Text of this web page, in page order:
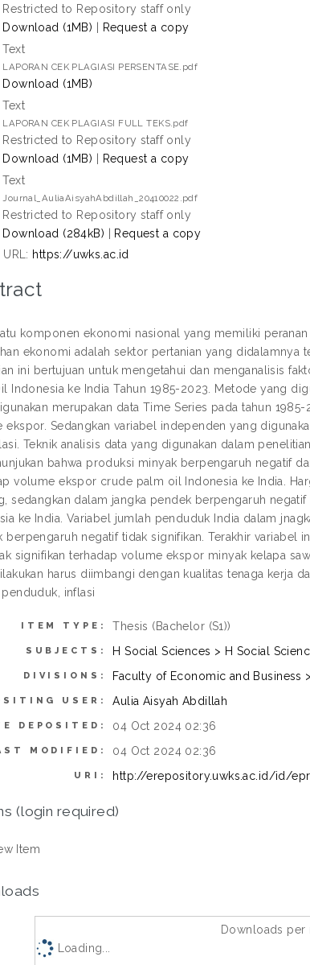
Restricted to Repository staff only
Download (1MB)
Request a copy
Text
LAPORAN CEK PLAGIASI PERSENTASE.pdf
Download (1MB)
Text
LAPORAN CEK PLAGIASI FULL TEKS.pdf
Restricted to Repository staff only
Download (1MB)
Request a copy
Text
Journal_AuliaAisyahAbdillah_20410022.pdf
Restricted to Repository staff only
Download (284kB)
Request a copy
https://uwks.ac.id
komponen ekonomi nasional yang memiliki
ekonomi adalah sektor pertanian yang didalamnya
ini bertujuan untuk mengetahui dan menganalisis
Indonesia ke India Tahun 1985-2023. Metode yang
merupakan data Time Series pada tahun
ekspor. Sedangkan variabel independen yang
Teknik analisis data yang digunakan dalam
bahwa produksi minyak berpengaruh negatif
volume ekspor crude palm oil Indonesia ke India.
sedangkan dalam jangka pendek berpengaruh
ke India. Variabel jumlah penduduk India dalam
berpengaruh negatif tidak signifikan. Terakhir variabel
signifikan terhadap volume ekspor minyak kelapa
harus diimbangi dengan kualitas tenaga kerja
inflasi
ITEM TYPE: Thesis (Bachelor (S1))
SUBJECTS: H Social Sciences > H Social
DIVISIONS: Faculty of Economic and Business
USER: Aulia Aisyah Abdillah
DEPOSITED: 04 Oct 2024 02:36
MODIFIED: 04 Oct 2024 02:36
URI: http://erepository.uwks.ac.id/id/
(login required)
Item
Downloads per
Loading...